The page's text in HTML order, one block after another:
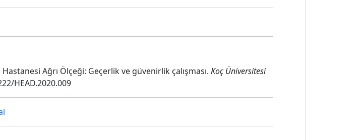
Ağrı Ölçeği: Geçerlik ve güvenirlik çalışması. Koç Üniversitesi
HEAD.2020.009